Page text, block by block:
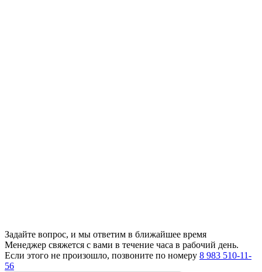
Задайте вопрос, и мы ответим в ближайшее время
Менеджер свяжется с вами в течение часа в рабочий день.
Если этого не произошло, позвоните по номеру 8 983 510-11-
56